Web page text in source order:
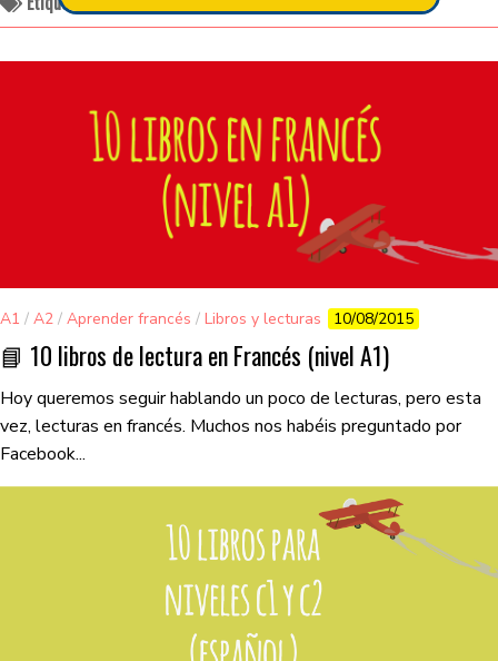
A1 / A2 / Aprender francés / Libros y lecturas 10/08/2015
📘 10 libros de lectura en Francés (nivel A1)
Hoy queremos seguir hablando un poco de lecturas, pero esta
vez, lecturas en francés. Muchos nos habéis preguntado por
Facebook...